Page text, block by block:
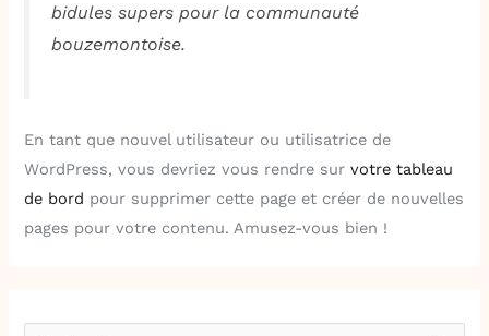
bidules supers pour la communauté
bouzemontoise.
En tant que nouvel utilisateur ou utilisatrice de
WordPress, vous devriez vous rendre survotre tableau
de bord pour supprimer cette page et créer de nouvelles
pages pour votre contenu. Amusez-vous bien !